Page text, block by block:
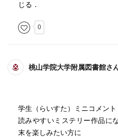
じる．
0
桃山学院大学附属図書館さ
学生（らいすた）ミニコメント
読みやすいミステリー作品に
末を楽しみたい方に